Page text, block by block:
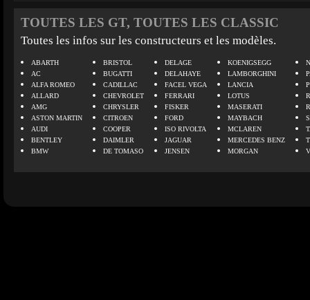
TOUTES LES GT, TOUTES LES CLASSIC
Toutes les infos sur les constructeurs et les modèles.
ABARTH
AC
ALFA ROMEO
ALLARD
AMG
ASTON MARTIN
AUDI
BENTLEY
BMW
BRISTOL
BUGATTI
CADILLAC
CHEVROLET
CHRYSLER
CITROEN
COOPER
DAIMLER
DE TOMASO
DELAGE
DELAHAYE
FACEL VEGA
FERRARI
FISKER
FORD
ISO RIVOLTA
JAGUAR
JENSEN
KOENIGSEGG
LAMBORGHINI
LANCIA
LOTUS
MASERATI
MAYBACH
MCLAREN
MERCEDES BENZ
MORGAN